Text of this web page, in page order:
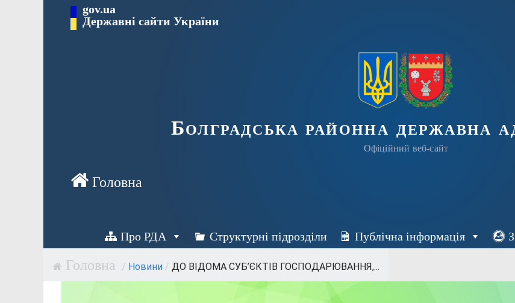
Перейти gov.ua
Державні сайти України
Болградська районна державна
Офіційний веб-сайт
Про РДА Структурні підрозділи Публічна інформація
/ Новини / ДО ВІДОМА СУБ’ЄКТІВ ГОСПОДАРЮВАННЯ,...